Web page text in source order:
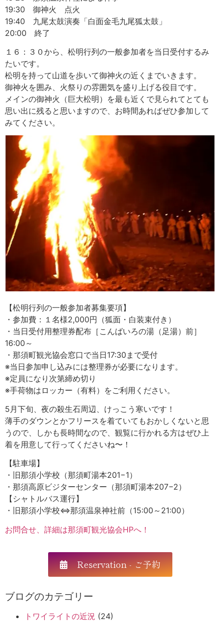
19:30 御神火 点火
19:40 九尾太鼓演奏「白面金毛九尾狐太鼓」
20:00 終了
１６：３０から、松明行列の一般参加者を当日受付するみ
たいです。
松明を持って山道を歩いて御神火の近くまでいきます。
御神火を囲み、火祭りの雰囲気を盛り上げる役目です。
メインの御神火（巨大松明）を最も近くで見られてとても
思い出に残ると思いますので、お時間あればぜひ参加して
みてください。
【松明行列の一般参加者募集要項】
・参加費：１名様2,000円（狐面・白装束付き）
・当日受付用整理券配布［こんばいろの湯（足湯）前］
16:00～
・那須町観光協会窓口で当日17:30まで受付
※当日参加申し込みには整理券が必要になります。
※定員になり次第締め切り
※手荷物はロッカー（有料）をご利用ください。
5月下旬、夜の殺生石周辺、けっこう寒いです！
薄手のダウンとかフリースを着ていてもおかしくないと思
うので、しかも長時間なので、観覧に行かれる方はぜひ上
着を用意して行ってくださいね〜！
【駐車場】
・旧那須小学校（那須町湯本201−1）
・那須高原ビジターセンター（那須町湯本207−2）
【シャトルバス運行】
・旧那須小学校⇔那須温泉神社前（15:00～21:00）
お問合せ、詳細は那須町観光協会HPへ！
Reservation - ご予約
ブログのカテゴリー
トワイライトの近況 (24)